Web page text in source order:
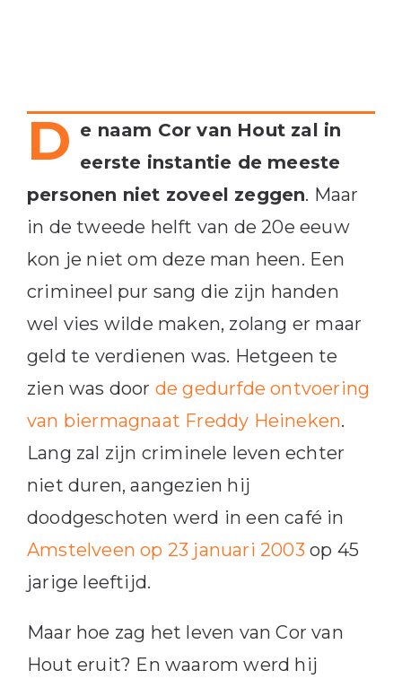
D e naam Cor van Hout zal in
eerste instantie de meeste
personen niet zoveel zeggen. Maar
in de tweede helft van de 20e eeuw
kon je niet om deze man heen. Een
crimineel pur sang die zijn handen
wel vies wilde maken, zolang er maar
geld te verdienen was. Hetgeen te
zien was door de gedurfde ontvoering
van biermagnaat Freddy Heineken.
Lang zal zijn criminele leven echter
niet duren, aangezien hij
doodgeschoten werd in een café in
Amstelveen op 23 januari 2003 op 45
jarige leeftijd.
Maar hoe zag het leven van Cor van
Hout eruit? En waarom werd hij